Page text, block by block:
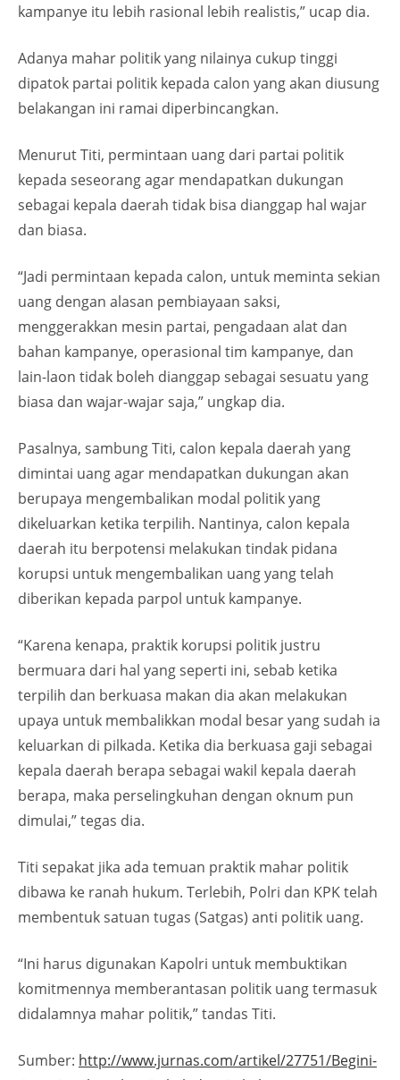
kampanye itu lebih rasional lebih realistis,” ucap dia.‎
Adanya mahar politik yang nilainya cukup tinggi
dipatok partai politik kepada calon yang akan diusung
belakangan ini ramai diperbincangkan.
Menurut ‎Titi, permintaan uang dari partai politik
kepada seseorang agar mendapatkan dukungan
sebagai kepala daerah tidak bisa dianggap hal wajar
dan biasa.
“Jadi permintaan kepada calon, untuk meminta sekian
uang dengan alasan pembiayaan saksi,
menggerakkan mesin partai, pengadaan alat dan
bahan kampanye, operasional tim kampanye, dan
lain-laon tidak boleh dianggap sebagai sesuatu yang
biasa dan wajar-wajar saja,” ungkap dia.
Pasalnya, sambung Titi, calon kepala daerah yang
dimintai uang agar mendapatkan dukungan akan
berupaya mengembalikan modal politik yang
dikeluarkan ketika terpilih. Nantinya, calon kepala
daerah itu berpotensi melakukan tindak pidana
korupsi untuk mengembalikan uang yang telah
diberikan kepada parpol untuk kampanye.‎
“Karena kenapa, praktik korupsi politik justru
bermuara dari hal yang seperti ini, sebab ketika
terpilih dan berkuasa makan dia akan melakukan
upaya untuk membalikkan modal besar yang sudah ia
keluarkan di pilkada. Ketika dia berkuasa gaji sebagai
kepala daerah berapa sebagai wakil kepala daerah
berapa, maka perselingkuhan dengan oknum pun
dimulai,” tegas dia.‎
Titi sepakat jika ada temuan praktik mahar politik
dibawa ke ranah hukum. Terlebih, Polri dan KPK telah
membentuk satuan tugas (Satgas) anti politik uang.
“Ini harus digunakan Kapolri untuk membuktikan
komitmennya memberantasan politik uang termasuk
didalamnya mahar politik,” tandas Titi.
Sumber: http://www.jurnas.com/artikel/27751/Begini-